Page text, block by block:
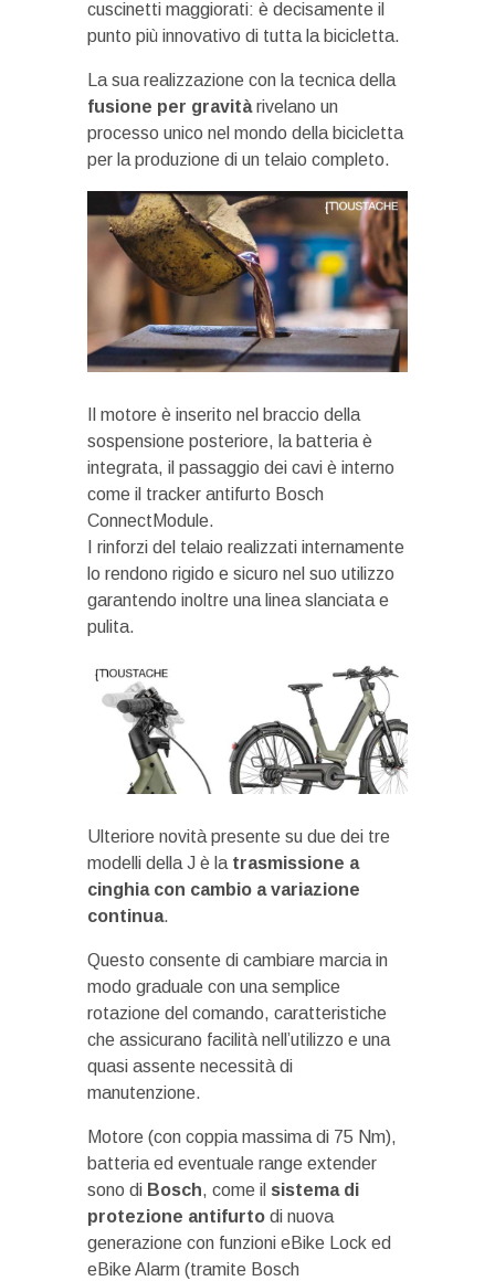
cuscinetti maggiorati: è decisamente il
punto più innovativo di tutta la bicicletta.
La sua realizzazione con la tecnica della
fusione per gravitàrivelano un
processo unico nel mondo della bicicletta
per la produzione di un telaio completo.
Il motore è inserito nel braccio della
sospensione posteriore, la batteria è
integrata, il passaggio dei cavi è interno
come il tracker antifurto Bosch
ConnectModule.
I rinforzi del telaio realizzati internamente
lo rendono rigido e sicuro nel suo utilizzo
garantendo inoltre una linea slanciata e
pulita.
Ulteriore novità presente su due dei tre
modelli della J è la trasmissione a
cinghia con cambio a variazione
continua.
Questo consente di cambiare marcia in
modo graduale con una semplice
rotazione del comando, caratteristiche
che assicurano facilità nell’utilizzo e una
quasi assente necessità di
manutenzione.
Motore (con coppia massima di 75 Nm),
batteria ed eventuale range extender
sono di Bosch, come il sistema di
protezione antifurto di nuova
generazione con funzioni eBike Lock ed
eBike Alarm (tramite Bosch